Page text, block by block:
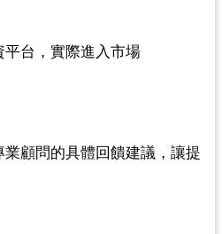
台，實際進入市場
顧問的具體回饋建議，讓提